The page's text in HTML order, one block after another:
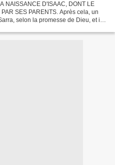
NAISSANCE D'ISAAC, DONT LE
SES PARENTS. Après cela, un
selon la promesse de Dieu, et il